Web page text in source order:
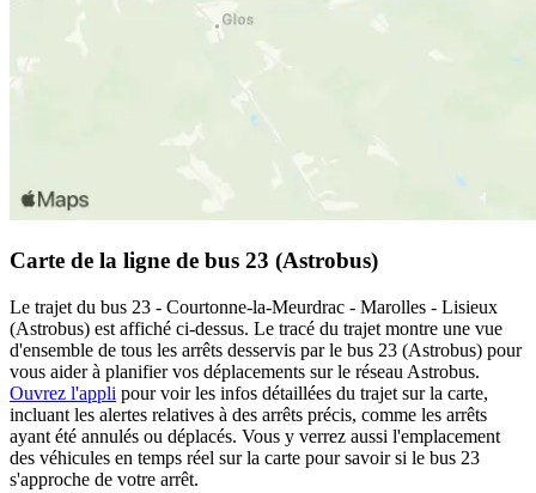
Carte de la ligne de bus 23 (Astrobus)
Le trajet du bus 23 - Courtonne-la-Meurdrac - Marolles - Lisieux
(Astrobus) est affiché ci-dessus. Le tracé du trajet montre une vue
d'ensemble de tous les arrêts desservis par le bus 23 (Astrobus) pour
vous aider à planifier vos déplacements sur le réseau Astrobus.
Ouvrez l'appli pour voir les infos détaillées du trajet sur la carte,
incluant les alertes relatives à des arrêts précis, comme les arrêts
ayant été annulés ou déplacés. Vous y verrez aussi l'emplacement
des véhicules en temps réel sur la carte pour savoir si le bus 23
s'approche de votre arrêt.